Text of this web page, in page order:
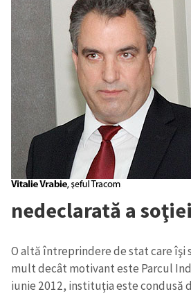
nedeclarată a soţiei
O altă întreprindere de stat care îşi
mult decât motivant este Parcul
iunie 2012, instituţia este condusă
CONTACT SURSĂ
Sursă anonimă
Nume+ Numele meu
Email+ Emailul meu
Telefon
+ Telefon personal
acord cupolitica de
TRIMITE ȘTIREA